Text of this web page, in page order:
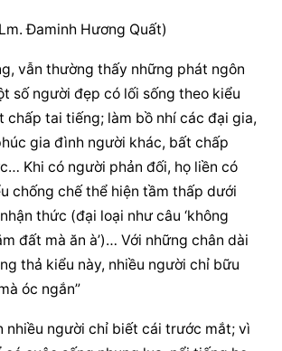
Đaminh Hương Quất)
vẫn thường thấy những phát ngôn
số người đẹp có lối sống theo kiểu
chấp tai tiếng; làm bồ nhí các đại gia,
gia đình người khác, bất chấp
Khi có người phản đối, họ liền có
chống chế thể hiện tầm thấp dưới
thức (đại loại như câu ‘không
đất mà ăn à’)… Với những chân dài
thả kiểu này, nhiều người chỉ bữu
óc ngắn”
nhiều người chỉ biết cái trước mắt; vì